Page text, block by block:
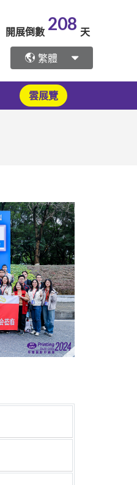
開展倒數 208 天
繁體
雲展覽